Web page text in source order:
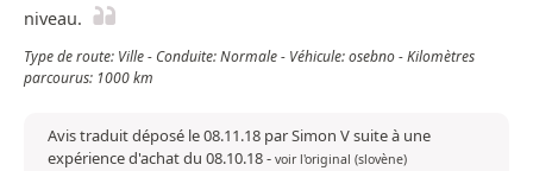
niveau.
Type de route: Ville - Conduite: Normale - Véhicule: osebno - Kilomètres
parcourus: 1000 km
Avis traduit déposé le 08.11.18 par Simon V suite à une
expérience d'achat du 08.10.18- voir l'original (slovène)